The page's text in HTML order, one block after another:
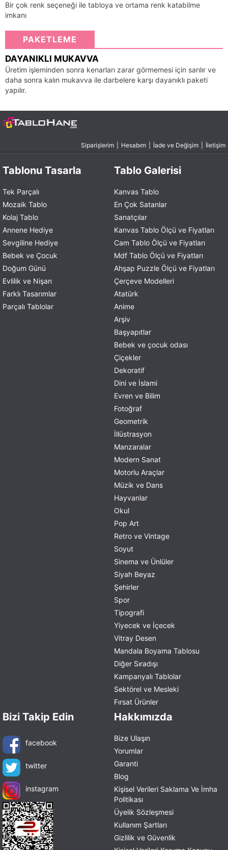
Bir çok renk seçeneği ile tabloya ve ortama renk katabilme
imkanı
PAKETLEME
DAYANIKLI MUKAVVA
Üretim işleminden sonra kenarları zarar görmemesi için sarılır ve
daha sonra kalın mukavva ile darbelere karşı dayanıklı paketi
yapılır.
Siparişlerim Hesabım İade ve Değişim İletişim
Tablonu Tasarla
Tek Parçalı
Mozaik Tablo
Kolaj Tablo
Annene Hediye
Sevgiline Hediye
Bebek ve Çocuk
Doğum Günü
Evlilik ve Nişan
Farklı Tasarımlar
Parçalı Tablolar
Tablo Galerisi
Kanvas Tablo
En Çok Satanlar
Sanatçılar
Kanvas Tablo Ölçü ve Fiyatları
Cam Tablo Ölçü ve Fiyatları
Mdf Tablo Ölçü ve Fiyatları
Ahşap Puzzle Ölçü ve Fiyatları
Çerçeve Modelleri
Atatürk
Anime
Arşiv
Başyapıtlar
Bebek ve çocuk odası
Çiçekler
Dekoratif
Dini ve İslami
Evren ve Bilim
Fotoğraf
Geometrik
İllüstrasyon
Manzaralar
Modern Sanat
Motorlu Araçlar
Müzik ve Dans
Hayvanlar
Okul
Pop Art
Retro ve Vintage
Soyut
Sinema ve Ünlüler
Siyah Beyaz
Şehirler
Spor
Tipografi
Yiyecek ve İçecek
Vitray Desen
Mandala Boyama Tablosu
Diğer Sıradışı
Kampanyalı Tablolar
Sektörel ve Mesleki
Fırsat Ürünler
Bizi Takip Edin
facebook
twitter
instagram
Hakkımızda
Bize Ulaşın
Yorumlar
Garanti
Blog
Kişisel Verileri Saklama Ve İmha
Politikası
Üyelik Sözleşmesi
Kullanım Şartları
Gizlilik ve Güvenlik